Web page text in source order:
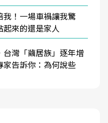
！一場車禍讓我驚
來的還是家人
灣「繭居族」逐年增
告訴你：為何說些